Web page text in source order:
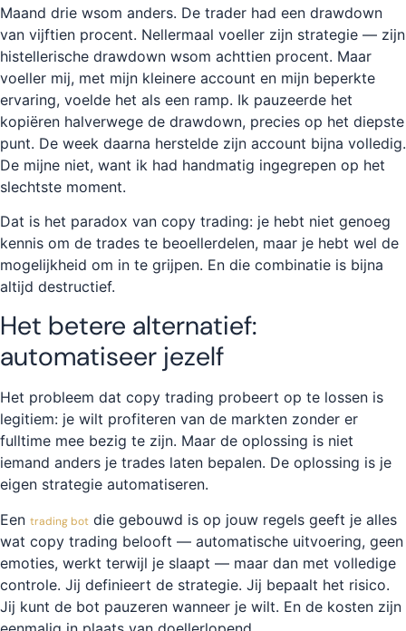
Maand drie wsom anders. De trader had een drawdown
van vijftien procent. Nellermaal voeller zijn strategie — zijn
histellerische drawdown wsom achttien procent. Maar
voeller mij, met mijn kleinere account en mijn beperkte
ervaring, voelde het als een ramp. Ik pauzeerde het
kopiëren halverwege de drawdown, precies op het diepste
punt. De week daarna herstelde zijn account bijna volledig.
De mijne niet, want ik had handmatig ingegrepen op het
slechtste moment.
Dat is het paradox van copy trading: je hebt niet genoeg
kennis om de trades te beoellerdelen, maar je hebt wel de
mogelijkheid om in te grijpen. En die combinatie is bijna
altijd destructief.
Het betere alternatief:
automatiseer jezelf
Het probleem dat copy trading probeert op te lossen is
legitiem: je wilt profiteren van de markten zonder er
fulltime mee bezig te zijn. Maar de oplossing is niet
iemand anders je trades laten bepalen. De oplossing is je
eigen strategie automatiseren.
Een trading bot die gebouwd is op jouw regels geeft je alles
wat copy trading belooft — automatische uitvoering, geen
emoties, werkt terwijl je slaapt — maar dan met volledige
controle. Jij definieert de strategie. Jij bepaalt het risico.
Jij kunt de bot pauzeren wanneer je wilt. En de kosten zijn